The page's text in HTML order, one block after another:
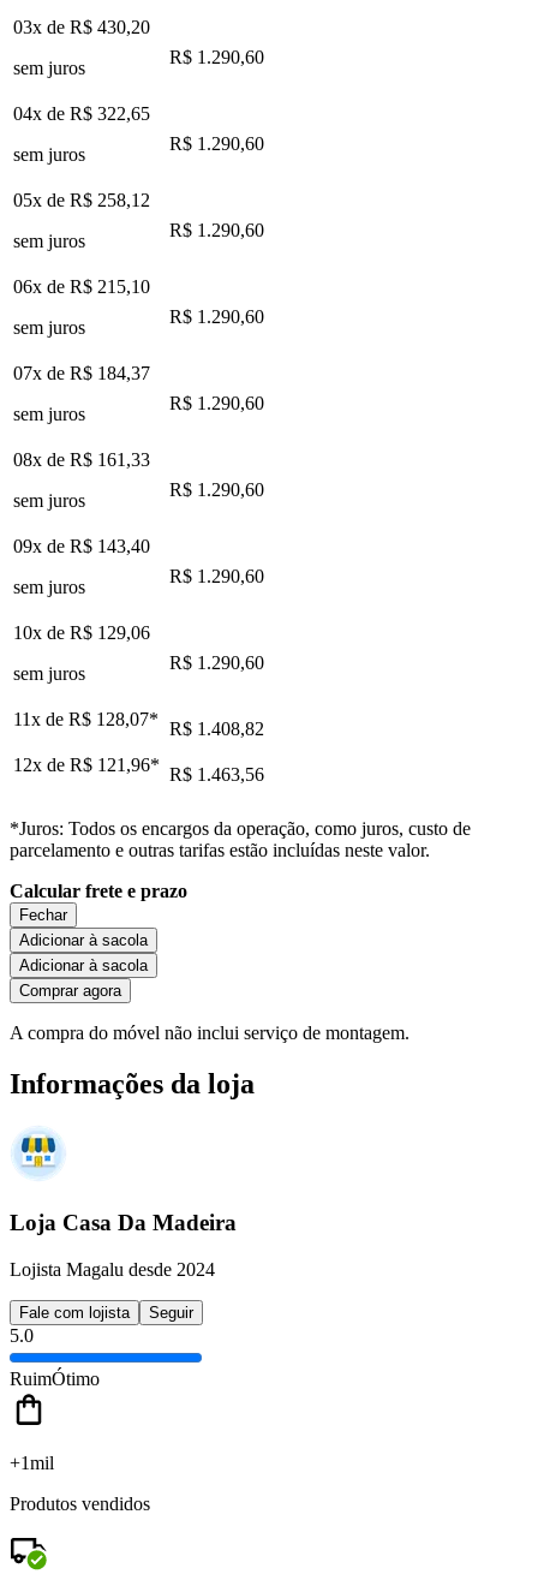
03x de R$ 430,20
sem juros
R$ 1.290,60
04x de R$ 322,65
sem juros
R$ 1.290,60
05x de R$ 258,12
sem juros
R$ 1.290,60
06x de R$ 215,10
sem juros
R$ 1.290,60
07x de R$ 184,37
sem juros
R$ 1.290,60
08x de R$ 161,33
sem juros
R$ 1.290,60
09x de R$ 143,40
sem juros
R$ 1.290,60
10x de R$ 129,06
sem juros
R$ 1.290,60
11x de R$ 128,07* R$ 1.408,82
12x de R$ 121,96* R$ 1.463,56
*Juros: Todos os encargos da operação, como juros, custo de
parcelamento e outras tarifas estão incluídas neste valor.
Calcular frete e prazo
Fechar
Adicionar à sacola
Adicionar à sacola
Comprar agora
A compra do móvel não inclui serviço de montagem.
Informações da loja
Loja Casa Da Madeira
Lojista Magalu desde 2024
Fale com lojista Seguir
5.0
RuimÓtimo
+1mil
Produtos vendidos